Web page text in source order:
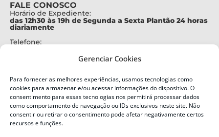
Gerenciar Cookies
Para fornecer as melhores experiências, usamos tecnologias como
cookies para armazenar e/ou acessar informações do dispositivo. O
consentimento para essas tecnologias nos permitirá processar dados
como comportamento de navegação ou IDs exclusivos neste site. Não
consentir ou retirar o consentimento pode afetar negativamente certos
recursos e funções.
FALE CONOSCO
Horário de Expediente:
das 12h30 às 19h de Segunda a Sexta Plantão 24 horas
diariamente
Telefone:
Alertas Defesa Civil:
SMS 40199
ENDEREÇO
Defesa Civil do Estado de Santa Catarina